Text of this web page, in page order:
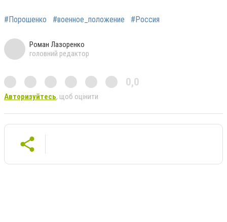
#Порошенко #военное_положение #Россия
Роман Лазоренко
головний редактор
0,0
Авторизуйтесь, щоб оцінити